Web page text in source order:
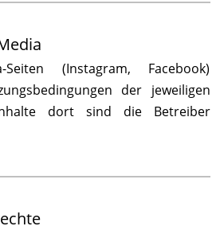
Seiten (Instagram, Facebook)
der jeweiligen
dort sind die Betreiber